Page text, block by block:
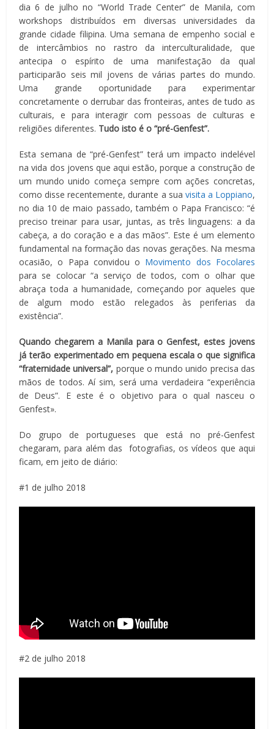
dia 6 de julho no “World Trade Center” de Manila, com
workshops distribuídos em diversas universidades da
grande cidade filipina. Uma semana de empenho social e
de intercâmbios no rastro da interculturalidade, que
antecipa o espírito de uma manifestação da qual
participarão seis mil jovens de várias partes do mundo.
Uma grande oportunidade para experimentar
concretamente o derrubar das fronteiras, antes de tudo as
culturais, e para interagir com pessoas de culturas e
religiões diferentes. Tudo isto é o “pré-Genfest”.
Esta semana de “pré-Genfest” terá um impacto indelével
na vida dos jovens que aqui estão, porque a construção de
um mundo unido começa sempre com ações concretas,
como disse recentemente, durante a sua visita a Loppiano,
no dia 10 de maio passado, também o Papa Francisco: “é
preciso treinar para usar, juntas, as três linguagens: a da
cabeça, a do coração e a das mãos”. Este é um elemento
fundamental na formação das novas gerações. Na mesma
ocasião, o Papa convidou o Movimento dos Focolares
para se colocar “a serviço de todos, com o olhar que
abraça toda a humanidade, começando por aqueles que
de algum modo estão relegados às periferias da
existência”.
Quando chegarem a Manila para o Genfest, estes jovens
já terão experimentado em pequena escala o que significa
“fraternidade universal”, porque o mundo unido precisa das
mãos de todos. Aí sim, será uma verdadeira “experiência
de Deus”. E este é o objetivo para o qual nasceu o
Genfest».
Do grupo de portugueses que está no pré-Genfest
chegaram, para além das fotografias, os vídeos que aqui
ficam, em jeito de diário:
#1 de julho 2018
#2 de julho 2018